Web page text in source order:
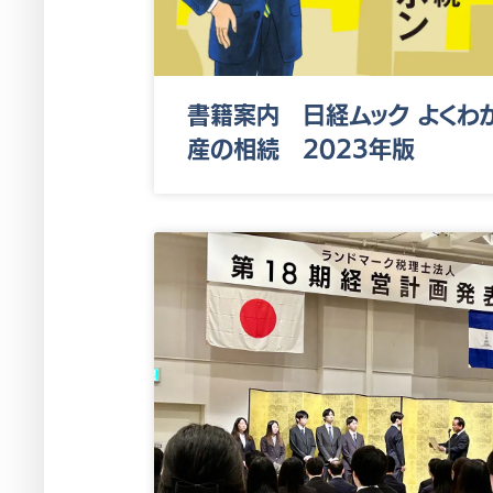
書籍案内 日経ムック よくわ
産の相続 2023年版